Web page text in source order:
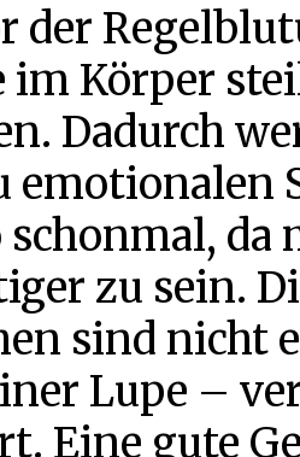
der
im Körper
Dadurch
emotionalen
schonmal,
zu sein.
sind nicht
Lupe –
Eine gute